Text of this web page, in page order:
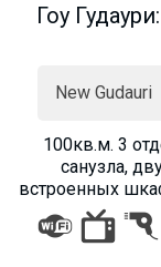
Гоу
New Gudauri
100кв.м. 3
санузла,
встроенных